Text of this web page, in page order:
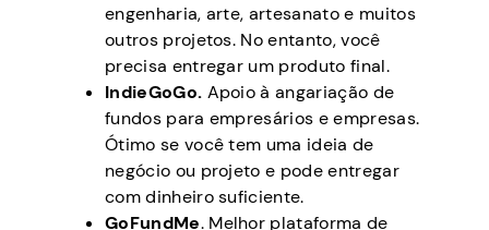
engenharia, arte, artesanato e muitos
outros projetos. No entanto, você
precisa entregar um produto final.
IndieGoGo. Apoio à angariação de
fundos para empresários e empresas.
Ótimo se você tem uma ideia de
negócio ou projeto e pode entregar
com dinheiro suficiente.
GoFundMe. Melhor plataforma de